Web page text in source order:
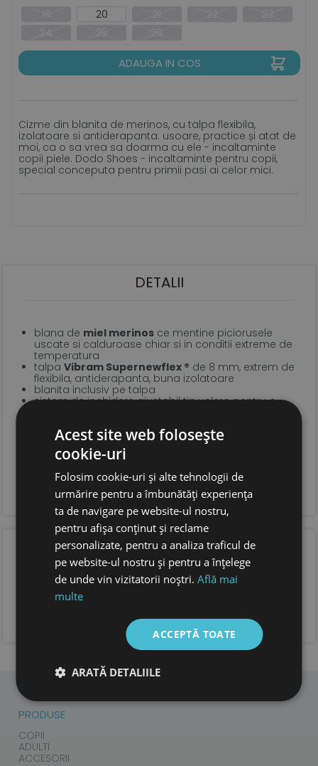
20
ADAUGA IN COS
Cizme din blanita de merinos, cu talpa flexibila,
izolatoare si antiderapanta: usoare, practice și atat de
moi, ca o sa vrea sa doarma cu ele - incaltaminte
copii piele. Dodo Shoes - incaltaminte pentru copii,
special conceputa pentru primii pasi ai celor mici.
DETALII
blana de miel merinos ce mentine piciorusele
uscate si calduroase chiar si in conditii extreme de
temperatura
talpaVibram Supernewflex ® de 8 mm, extrem de
flexibila, antiderapanta, buna izolatoare
blanita inclusiv pe talpa
sistem de inchidere ajustabil tip velcro pentru o
pentru degetele, ce permite dezvoltarea naturala si
sanatoasa a piciorului
foarte usoare si confortabile
blana are o folie aplicata ce protejeaza impotriva
apei si a zapezii; pentru impermeabilizare insa
recomandam tratarea periodica cu un spray de
impermeabilizare
OPINIA CLIENTILOR
PRODUSE
COPII
ADULTI
ACCESORII
Acest site web folosește
cookie-uri
Folosim cookie-uri și alte tehnologii de
urmărire pentru a îmbunătăți experiența
ta de navigare pe website-ul nostru,
pentru afișa conținut și reclame
personalizate, pentru a analiza traficul de
pe website-ul nostru și pentru a înțelege
de unde vin vizitatorii noștri.Află mai
multe
ACCEPTĂ TOATE
ARATĂ DETALIILE